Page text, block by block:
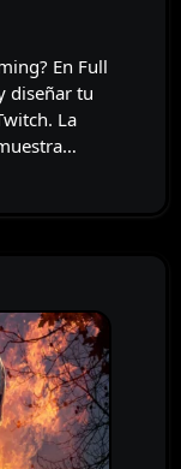
diseñar tu
La